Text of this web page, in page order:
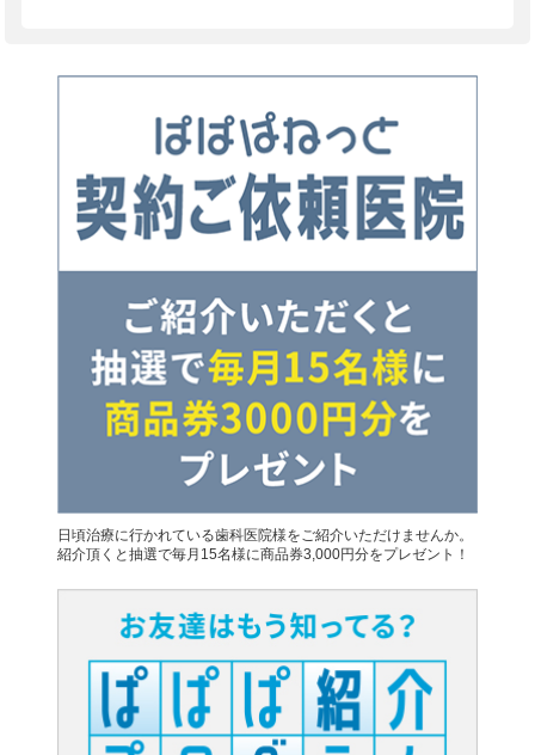
日頃治療に行かれている歯科医院様をご紹介いただけませんか。
紹介頂くと抽選で毎月15名様に商品券3,000円分をプレゼント！